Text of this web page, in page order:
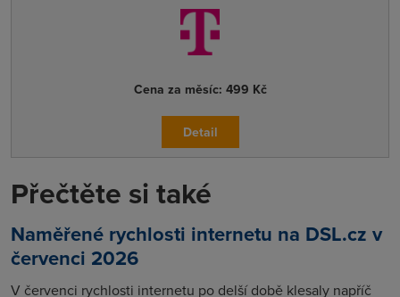
Cena za měsíc: 499 Kč
Detail
Přečtěte si také
Naměřené rychlosti internetu na DSL.cz v
červenci 2026
V červenci rychlosti internetu po delší době klesaly napříč